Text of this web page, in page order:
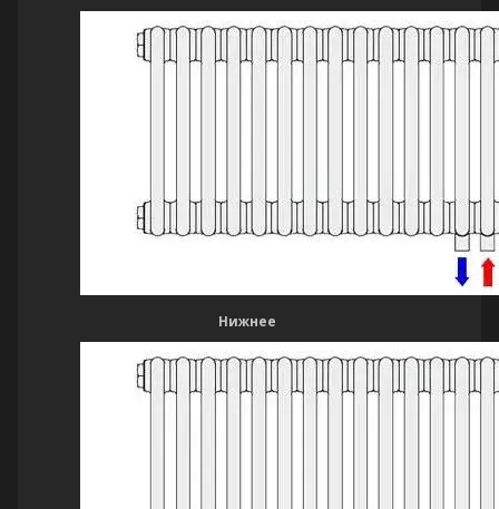
Нижнее